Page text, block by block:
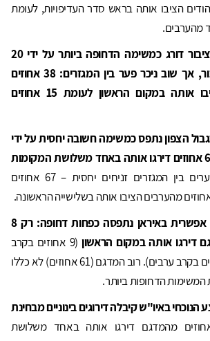
הציבו אותה בראש סדר העדיפויות, לעומת
שיקום אמון הציבור דורג כמשימה הדחופה ביותר על ידי 20
אחוזים מהציבור, אך שוב ניכר פער בין המגזרים: 38 אחוזים
מהערבים הציבו אותה במקום הראשון לעומת 15 אחוזים
הצפון נתפס כמשימה חשובה יחסית על ידי
כלל הציבור: 64 אחוזים דירגו אותה באחד משלושת המקומות
. הפערים בין המגזרים זניחים יחסית – 67 אחוזים
הכנה לתקיפה אפשרית באיראן נתפסה כפחות דחופה: רק 8
דירגו אותה במקום הראשון
(9 אחוזים בקרב
יהודים ו-6 אחוזים בקרב ערבים). רוב המדגם (61 אחוזים) לא כללו
המשימות הדחופות ביותר.
באיו"ש קיבלה דירוגים בינוניים מבחינת
אחוזים מהמדגם דירגו אותה באחד משלושת